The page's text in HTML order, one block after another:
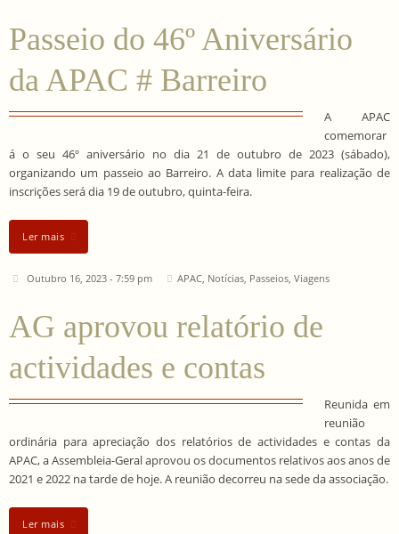
Passeio do 46º Aniversário
da APAC # Barreiro
A APAC
comemorar
á o seu 46º aniversário no dia 21 de outubro de 2023 (sábado),
organizando um passeio ao Barreiro. A data limite para realização de
inscrições será dia 19 de outubro, quinta-feira.
Ler mais
Outubro 16, 2023 - 7:59 pm APAC, Notícias, Passeios,Viagens
AG aprovou relatório de
actividades e contas
Reunida em
reunião
ordinária para apreciação dos relatórios de actividades e contas da
APAC, a Assembleia-Geral aprovou os documentos relativos aos anos de
2021 e 2022 na tarde de hoje. A reunião decorreu na sede da associação.
Ler mais